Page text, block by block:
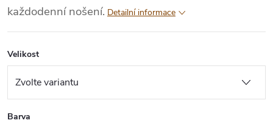
každodenní nošení. Detailní informace
Velikost
Barva